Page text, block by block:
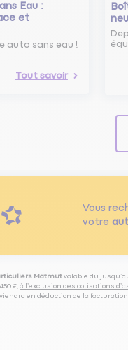
Eau :
et
auto sans eau !
Tout savoir
Vous
votre
Matmut valable du
€, à l’exclusion des cotisations
en déduction de la